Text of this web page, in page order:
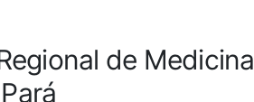
de Medicina